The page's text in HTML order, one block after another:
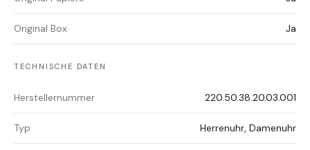
Original Box Ja
TECHNISCHE DATEN
Herstellernummer 220.50.38.20.03.001
Typ Herrenuhr, Damenuhr